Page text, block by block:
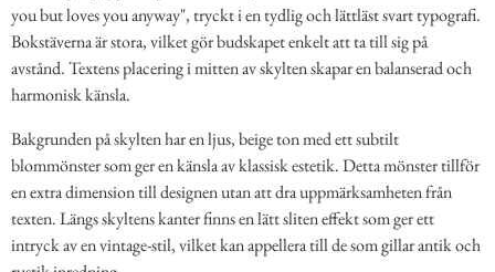
you but loves you anyway", tryckt i en tydlig och lättläst svart typografi.
Bokstäverna är stora, vilket gör budskapet enkelt att ta till sig på
avstånd. Textens placering i mitten av skylten skapar en balanserad och
harmonisk känsla.
Bakgrunden på skylten har en ljus, beige ton med ett subtilt
blommönster som ger en känsla av klassisk estetik. Detta mönster tillför
en extra dimension till designen utan att dra uppmärksamheten från
texten. Längs skyltens kanter finns en lätt sliten effekt som ger ett
intryck av en vintage-stil, vilket kan appellera till de som gillar antik och